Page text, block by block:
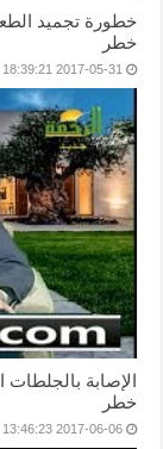
خطورة تجميد
خطر
2017-05-31 18:39:21
الإصابة
خطر
2017-06-06 13:46:23